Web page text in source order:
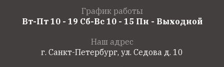
График работы
Вт-Пт 10 - 19 Сб-Вс 10 - 15 Пн - Выходной
Наш адрес
г. Санкт-Петербург, ул. Седова д. 10